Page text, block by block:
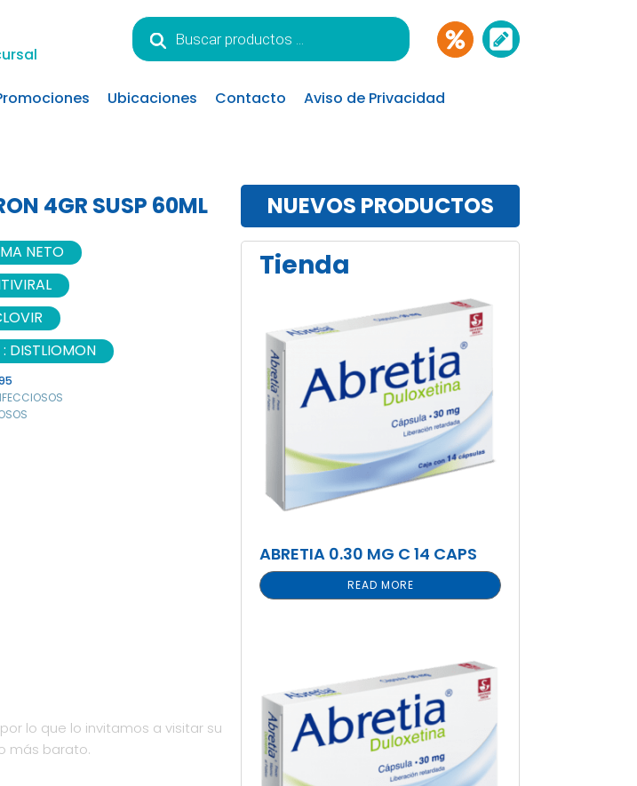
Búsqueda
de
productos
Ubicaciones Contacto Aviso de Privacidad
4GR SUSP 60ML
NETO
DISTLIOMON
lo que lo invitamos a visitar su
más barato.
NUEVOS PRODUCTOS
Tienda
ABRETIA 0.30 MG C 14 CAPS
READ MORE